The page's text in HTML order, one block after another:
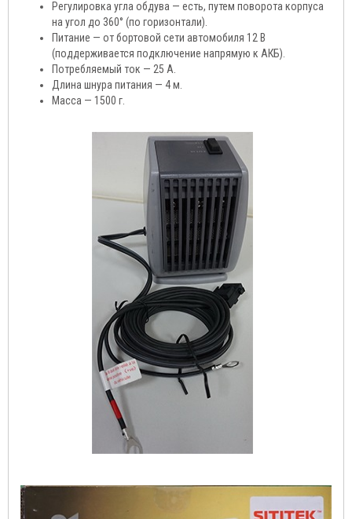
Регулировка угла обдува — есть, путем поворота корпуса
на угол до 360° (по горизонтали).
Питание — от бортовой сети автомобиля 12 В
(поддерживается подключение напрямую к АКБ).
Потребляемый ток — 25 А.
Длина шнура питания — 4 м.
Масса — 1500 г.